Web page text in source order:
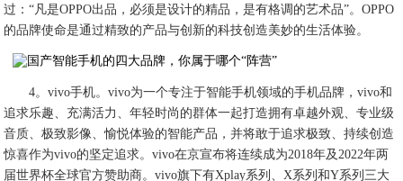
过：“凡是OPPO出品，必须是设计的精品，是有格调的艺术品”。OPPO
的品牌使命是通过精致的产品与创新的科技创造美妙的生活体验。
4。vivo手机。vivo为一个专注于智能手机领域的手机品牌，vivo和
追求乐趣、充满活力、年轻时尚的群体一起打造拥有卓越外观、专业级
音质、极致影像、愉悦体验的智能产品，并将敢于追求极致、持续创造
惊喜作为vivo的坚定追求。vivo在京宣布将连续成为2018年及2022年两
届世界杯全球官方赞助商。vivo旗下有Xplay系列、X系列和Y系列三大